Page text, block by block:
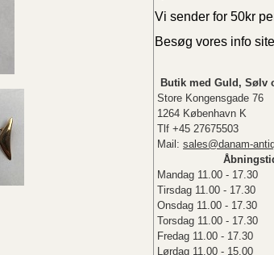
Vi sender for 50kr
Besøg vores info
Butik med Guld, Sølv
Store Kongensgade 76
1264 København K
Tlf +45 27675503
Mail: sales@danam-
Mandag 11.00 - 17.30
Tirsdag 11.00 - 17.30
Onsdag 11.00 - 17.30
Torsdag 11.00 - 17.30
Fredag 11.00 - 17.30
Lørdag 11.00 - 15.00